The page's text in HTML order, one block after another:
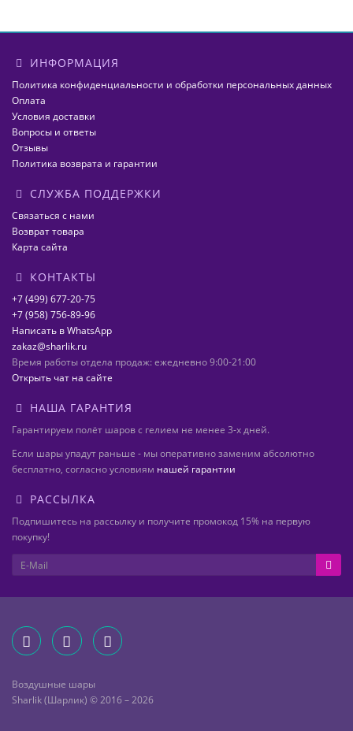
ИНФОРМАЦИЯ
Политика конфиденциальности и обработки персональных данных
Оплата
Условия доставки
Вопросы и ответы
Отзывы
Политика возврата и гарантии
СЛУЖБА ПОДДЕРЖКИ
Связаться с нами
Возврат товара
Карта сайта
КОНТАКТЫ
+7 (499) 677-20-75
+7 (958) 756-89-96
Написать в WhatsApp
zakaz@sharlik.ru
Время работы отдела продаж: ежедневно 9:00-21:00
Открыть чат на сайте
НАША ГАРАНТИЯ
Гарантируем полёт шаров с гелием не менее 3-х дней.
Если шары упадут раньше - мы оперативно заменим абсолютно
бесплатно, согласно условиям нашей гарантии
РАССЫЛКА
Подпишитесь на рассылку и получите промокод 15% на первую
покупку!
Воздушные шары
Sharlik (Шарлик) © 2016 – 2026